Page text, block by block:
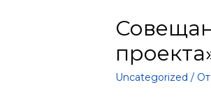
Uncategorized / От